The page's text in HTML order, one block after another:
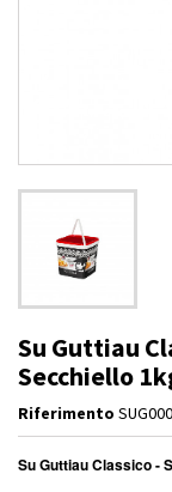
Su Guttiau
Secchiello
Riferimento
Su Guttiau Classico-